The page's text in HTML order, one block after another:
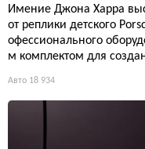
Имение Джона Харра
от реплики детского
офессионального
м комплектом для
Авто 18 934